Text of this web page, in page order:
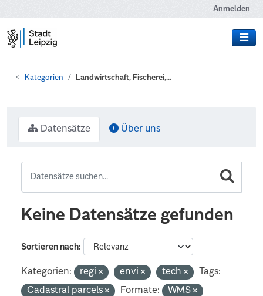
Anmelden
Kategorien Landwirtschaft, Fischerei,...
Datensätze Über uns
Keine Datensätze gefunden
Sortieren nach
Kategorien: regi envi tech
Tags:
Cadastral parcels
Formate: WMS